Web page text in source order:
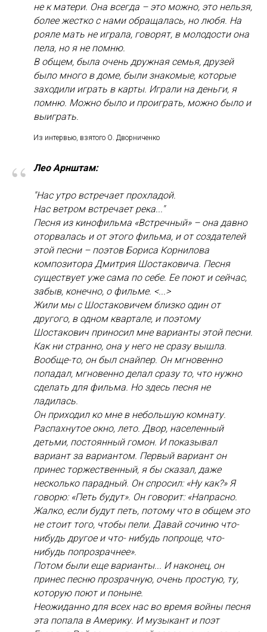
не к матери. Она всегда – это можно, это нельзя,
более жестко с нами обращалась, но любя. На
рояле мать не играла, говорят, в молодости она
пела, но я не помню.
В общем, была очень дружная семья, друзей
было много в доме, были знакомые, которые
заходили играть в карты. Играли на деньги, я
помню. Можно было и проиграть, можно было и
выиграть.
Из интервью, взятого О. Дворниченко
“ Лео Арнштам:
"Нас утро встречает прохладой.
Нас ветром встречает река..."
Песня из кинофильма «Встречный» – она давно
оторвалась и от этого фильма, и от создателей
этой песни – поэтов Бориса Корнилова
композитора Дмитрия Шостаковича. Песня
существует уже сама по себе. Ее поют и сейчас,
забыв, конечно, о фильме. <...>
Жили мы с Шостаковичем близко один от
другого, в одном квартале, и поэтому
Шостакович приносил мне варианты этой песни.
Как ни странно, она у него не сразу вышла.
Вообще-то, он был снайпер. Он мгновенно
попадал, мгновенно делал сразу то, что нужно
сделать для фильма. Но здесь песня не
ладилась.
Он приходил ко мне в небольшую комнату.
Распахнутое окно, лето. Двор, населенный
детьми, постоянный гомон. И показывал
вариант за вариантом. Первый вариант он
принес торжественный, я бы сказал, даже
несколько парадный. Он спросил: «Ну как?» Я
говорю: «Петь будут». Он говорит: «Напрасно.
Жалко, если будут петь, потому что в общем это
не стоит того, чтобы пели. Давай сочиню что-
нибудь другое и что- нибудь попроще, что-
нибудь попрозрачнее».
Потом были еще варианты... И наконец, он
принес песню прозрачную, очень простую, ту,
которую поют и поныне.
Неожиданно для всех нас во время войны песня
эта попала в Америку. И музыкант и поэт